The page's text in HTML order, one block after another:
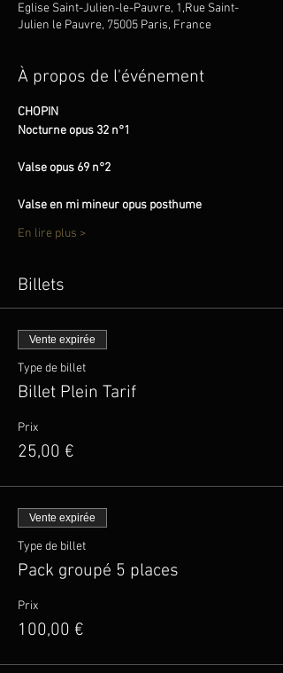
Eglise Saint-Julien-le-Pauvre, 1,Rue Saint-
Julien le Pauvre, 75005 Paris, France
À propos de l'événement
CHOPIN
Nocturne opus 32 n°1
Valse opus 69 n°2
Valse en mi mineur opus posthume
En lire plus >
Billets
Vente expirée
Type de billet
Billet Plein Tarif
Prix
25,00 €
Vente expirée
Type de billet
Pack groupé 5 places
Prix
100,00 €